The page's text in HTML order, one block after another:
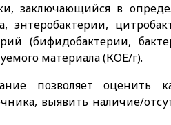
заключающийся в
энтеробактерии,
(бифидобактерии,
материала (КОЕ/г).
позволяет оценить
выявить наличие/